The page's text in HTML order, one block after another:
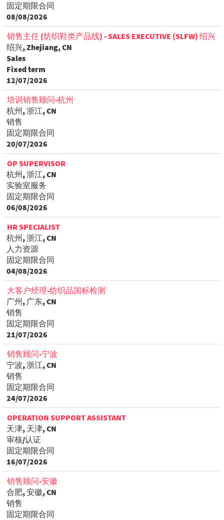
固定期限合同
08/08/2026
销售主任 (纺织鞋类产品线) - SALES EXECUTIVE (SLFW) 绍兴
绍兴, Zhejiang, CN
Sales
Fixed term
12/07/2026
培训销售顾问-杭州
杭州, 浙江, CN
销售
固定期限合同
20/07/2026
OP SUPERVISOR
杭州, 浙江, CN
实验室服务
固定期限合同
06/08/2026
HR SPECIALIST
杭州, 浙江, CN
人力资源
固定期限合同
04/08/2026
大客户经理-纺织品国标检测
广州, 广东, CN
销售
固定期限合同
21/07/2026
销售顾问-宁波
宁波, 浙江, CN
销售
固定期限合同
24/07/2026
OPERATION SUPPORT ASSISTANT
天津, 天津, CN
审核/认证
固定期限合同
16/07/2026
销售顾问-安徽
合肥, 安徽, CN
销售
固定期限合同